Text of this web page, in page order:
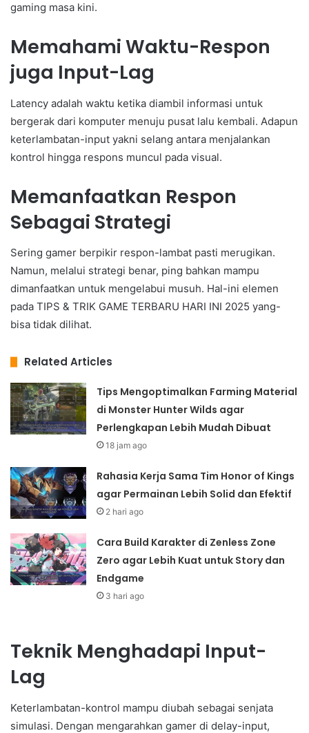
gaming masa kini.
Memahami Waktu-Respon
juga Input-Lag
Latency adalah waktu ketika diambil informasi untuk
bergerak dari komputer menuju pusat lalu kembali. Adapun
keterlambatan-input yakni selang antara menjalankan
kontrol hingga respons muncul pada visual.
Memanfaatkan Respon
Sebagai Strategi
Sering gamer berpikir respon-lambat pasti merugikan.
Namun, melalui strategi benar, ping bahkan mampu
dimanfaatkan untuk mengelabui musuh. Hal-ini elemen
pada TIPS & TRIK GAME TERBARU HARI INI 2025 yang-
bisa tidak dilihat.
Related Articles
Tips Mengoptimalkan Farming Material
di Monster Hunter Wilds agar
Perlengkapan Lebih Mudah Dibuat
18 jam ago
Rahasia Kerja Sama Tim Honor of Kings
agar Permainan Lebih Solid dan Efektif
2 hari ago
Cara Build Karakter di Zenless Zone
Zero agar Lebih Kuat untuk Story dan
Endgame
3 hari ago
Teknik Menghadapi Input-
Lag
Keterlambatan-kontrol mampu diubah sebagai senjata
simulasi. Dengan mengarahkan gamer di delay-input,